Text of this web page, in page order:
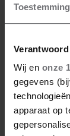
Toestemming
Wij en onze
gegevens
apparaat op
kersvers
klimt ze
Volg
LEES